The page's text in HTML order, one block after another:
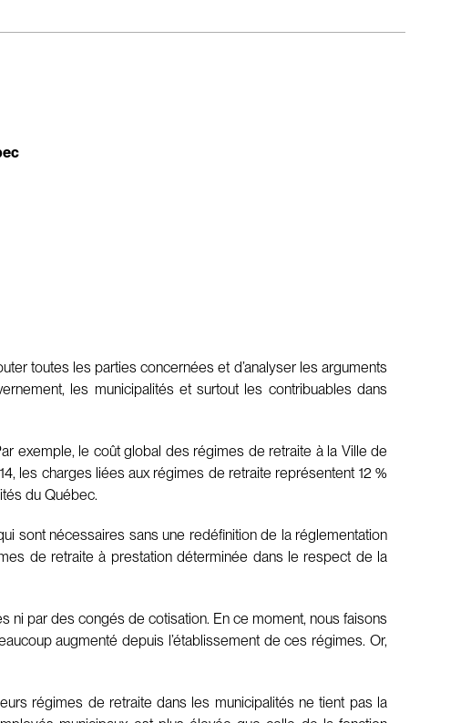
toutes les parties concernées et d’analyser les arguments
les municipalités et surtout les contribuables dans
exemple, le coût global des régimes de retraite à la Ville de
les charges liées aux régimes de retraite représentent 12 %
du Québec.
sont nécessaires sans une redéfinition de la réglementation
de retraite à prestation déterminée dans le respect de la
ni par des congés de cotisation. En ce moment, nous faisons
augmenté depuis l’établissement de ces régimes. Or,
régimes de retraite dans les municipalités ne tient pas la